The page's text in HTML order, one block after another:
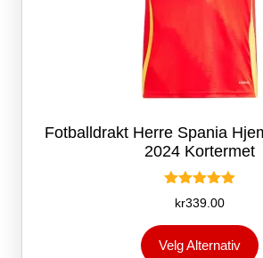
Fotballdrakt Herre Spania
2024 Kortermet
Vurdert
5.00
av 5
kr339.00
Velg Alternativ